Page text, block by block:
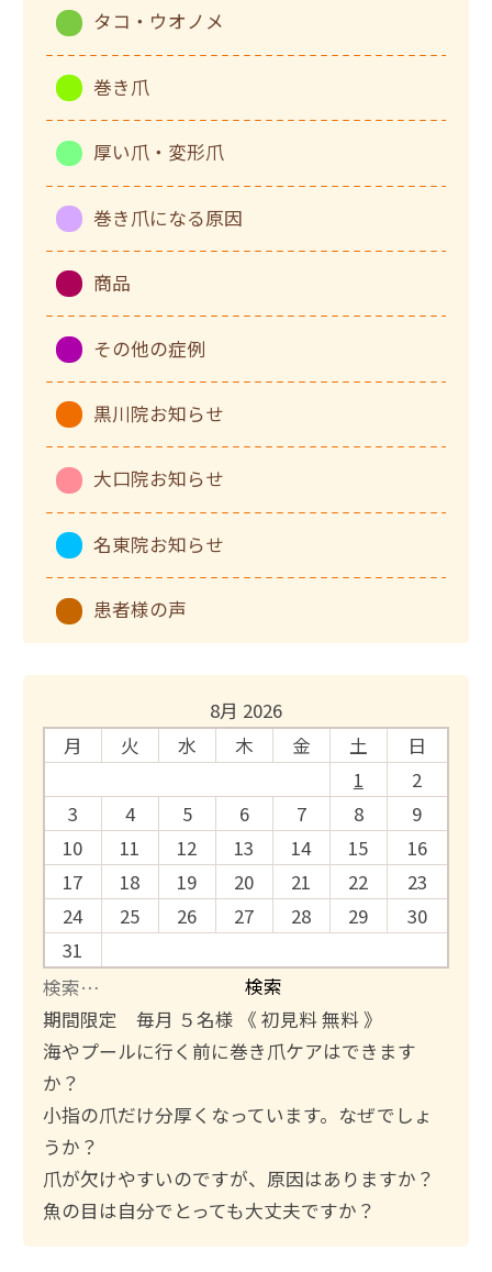
タコ・ウオノメ
巻き爪
厚い爪・変形爪
巻き爪になる原因
商品
その他の症例
黒川院お知らせ
大口院お知らせ
名東院お知らせ
患者様の声
8月 2026
月
火 水 木 金 土
日
1
2
3
4 5 6 7 8
9
10
11 12 13 14 15
16
17
18 19 20 21 22
23
24
25 26 27 28 29
30
31
検
索
:
期間限定 毎月 ５名様 《 初見料 無料 》
海やプールに行く前に巻き爪ケアはできます
か？
小指の爪だけ分厚くなっています。なぜでしょ
うか？
爪が欠けやすいのですが、原因はありますか？
魚の目は自分でとっても大丈夫ですか？